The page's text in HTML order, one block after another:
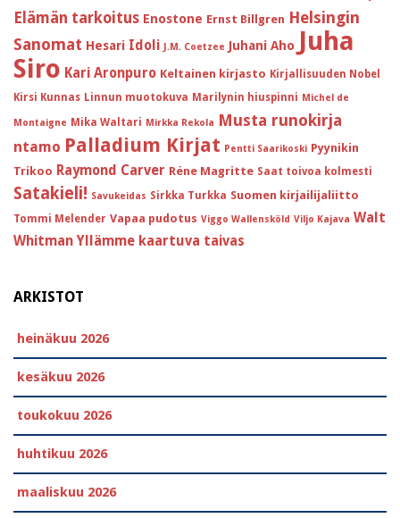
Elämän tarkoitus Enostone Ernst Billgren Helsingin
Sanomat Hesari Idoli J.M. Coetzee Juhani Aho Juha
Siro Kari Aronpuro Keltainen kirjasto Kirjallisuuden Nobel
Kirsi Kunnas Linnun muotokuva Marilynin hiuspinni Michel de
Montaigne Mika Waltari Mirkka Rekola Musta runokirja
ntamo Palladium Kirjat Pentti Saarikoski Pyynikin
Trikoo Raymond Carver Réne Magritte Saat toivoa kolmesti
Satakieli! Savukeidas Sirkka Turkka Suomen kirjailijaliitto
Tommi Melender Vapaa pudotus Viggo Wallensköld Viljo Kajava Walt
Whitman Yllämme kaartuva taivas
ARKISTOT
heinäkuu 2026
kesäkuu 2026
toukokuu 2026
huhtikuu 2026
maaliskuu 2026